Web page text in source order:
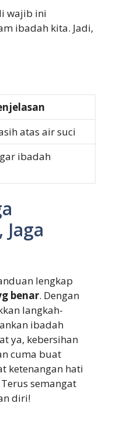
wajib ini
ibadah kita. Jadi,
atas air suci
ibadah
lengkap
benar. Dengan
langkah-
ibadah
ya, kebersihan
cuma buat
ketenangan hati
semangat
diri!